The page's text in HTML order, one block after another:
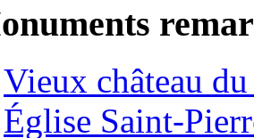
Vieux château
Église Saint-